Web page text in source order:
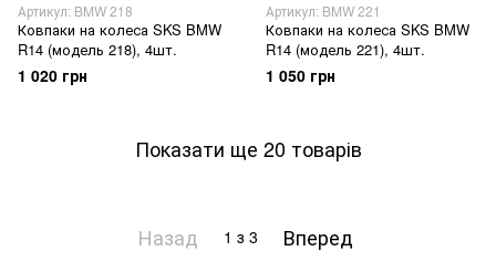
Артикул: BMW 218
Ковпаки на колеса SKS BMW
R14 (модель 218), 4шт.
1 020 грн
Артикул: BMW 221
Ковпаки на колеса SKS BMW
R14 (модель 221), 4шт.
1 050 грн
Показати ще 20 товарів
Назад 1 з 3 Вперед